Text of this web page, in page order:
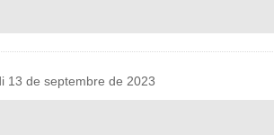
de septembre de 2023